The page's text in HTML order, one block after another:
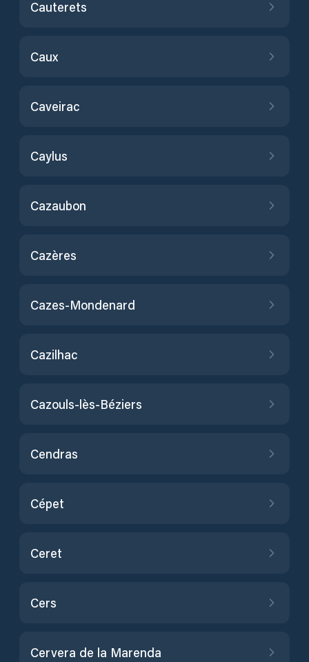
Cauterets
Caux
Caveirac
Caylus
Cazaubon
Cazères
Cazes-Mondenard
Cazilhac
Cazouls-lès-Béziers
Cendras
Cépet
Ceret
Cers
Cervera de la Marenda